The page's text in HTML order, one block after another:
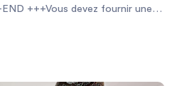
une
et une assurance habitation+++